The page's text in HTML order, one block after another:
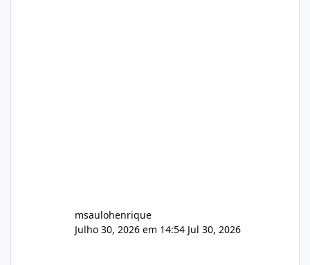
msaulohenrique
Julho 30, 2026 em 14:54 Jul 30, 2026